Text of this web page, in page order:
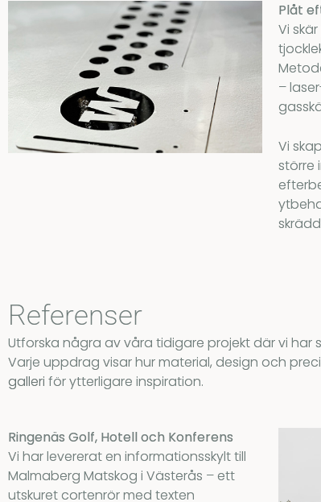
Plåt
Vi
–
Vi
större
Referenser
Utforska några av våra tidigare projekt där vi har
Varje uppdrag visar hur material, design och
galleri för ytterligare inspiration.
Ringenäs Golf, Hotell och Konferens
Vi har levererat en informationsskylt till
Malmaberg Matskog i Västerås – ett
utskuret cortenrör med texten